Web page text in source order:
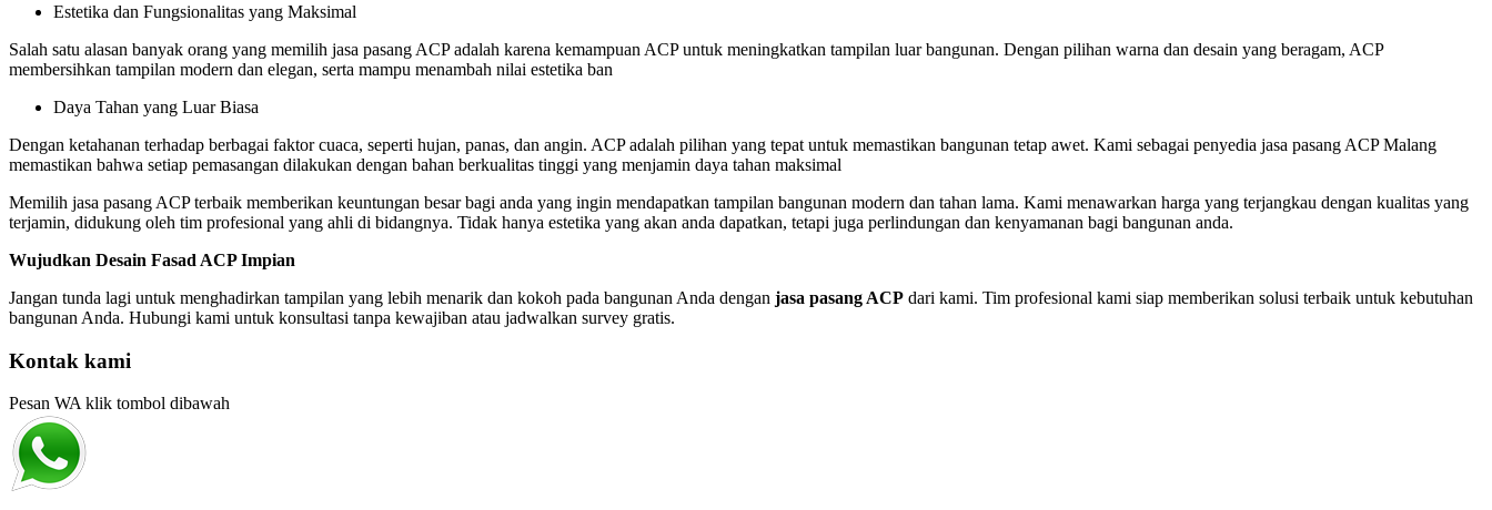
Estetika dan Fungsionalitas yang Maksimal
Salah satu alasan banyak orang yang memilih jasa pasang ACP adalah karena kemampuan ACP untuk meningkatkan tampilan luar bangunan. Dengan pilihan warna dan desain yang beragam, ACP
membersihkan tampilan modern dan elegan, serta mampu menambah nilai estetika ban
Daya Tahan yang Luar Biasa
Dengan ketahanan terhadap berbagai faktor cuaca, seperti hujan, panas, dan angin. ACP adalah pilihan yang tepat untuk memastikan bangunan tetap awet. Kami sebagai penyedia jasa pasang ACP Malang
memastikan bahwa setiap pemasangan dilakukan dengan bahan berkualitas tinggi yang menjamin daya tahan maksimal
Memilih jasa pasang ACP terbaik memberikan keuntungan besar bagi anda yang ingin mendapatkan tampilan bangunan modern dan tahan lama. Kami menawarkan harga yang terjangkau dengan kualitas yang
terjamin, didukung oleh tim profesional yang ahli di bidangnya. Tidak hanya estetika yang akan anda dapatkan, tetapi juga perlindungan dan kenyamanan bagi bangunan anda.
Wujudkan Desain Fasad ACP Impian
Jangan tunda lagi untuk menghadirkan tampilan yang lebih menarik dan kokoh pada bangunan Anda dengan jasa pasang ACP dari kami. Tim profesional kami siap memberikan solusi terbaik untuk kebutuhan
bangunan Anda. Hubungi kami untuk konsultasi tanpa kewajiban atau jadwalkan survey gratis.
Kontak kami
Pesan WA klik tombol dibawah